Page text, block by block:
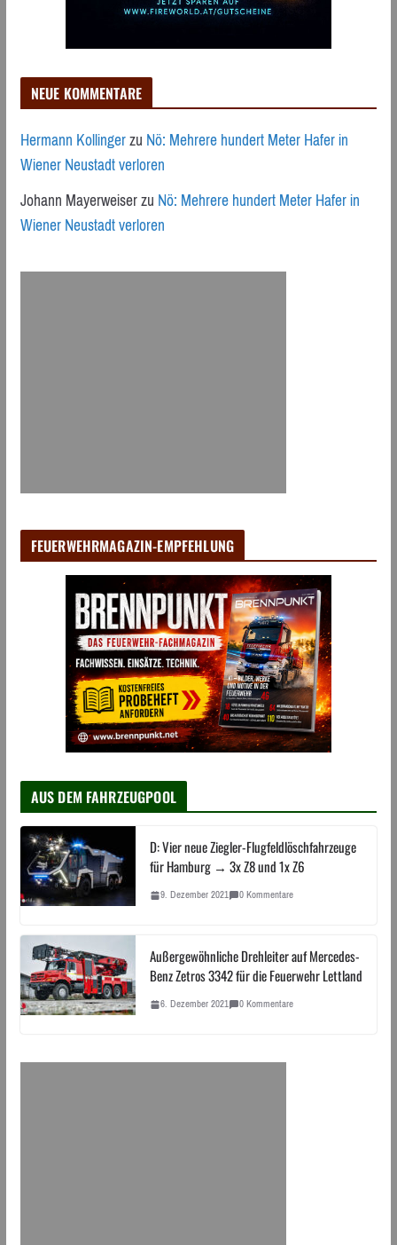
NEUE KOMMENTARE
Hermann KollingerzuNö: Mehrere hundert Meter Hafer in
Wiener Neustadt verloren
Johann MayerweiserzuNö: Mehrere hundert Meter Hafer in
Wiener Neustadt verloren
FEUERWEHRMAGAZIN-EMPFEHLUNG
AUS DEM FAHRZEUGPOOL
D: Vier neue Ziegler-Flugfeldlöschfahrzeuge
für Hamburg → 3x Z8 und 1x Z6
9. Dezember 2021 0 Kommentare
Außergewöhnliche Drehleiter auf Mercedes-
Benz Zetros 3342 für die Feuerwehr Lettland
6. Dezember 2021 0 Kommentare